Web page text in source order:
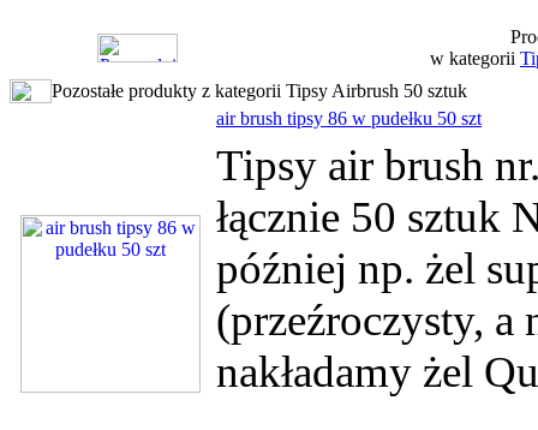
w kategorii
Pozostałe produkty z kategorii Tipsy Airbrush 50 sztuk
air brush tipsy 86 w pudełku 50 szt
Tipsy air brush
łącznie 50 sztuk
później np. żel
(przeźroczysty, a
nakładamy żel